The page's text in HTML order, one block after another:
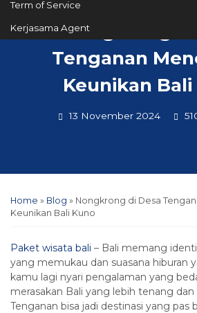
Term of Service
Kerjasama AgentNongkrong di
Tenganan
Keunikan Bali
13 November 2024
Home » Blog » Nongkrong di Desa
Keunikan Bali Kuno
Paket wisata bali – Bali memang
yang memukau dan suasana hiburan
kamu lagi nyari pengalaman yang
merasakan Bali yang lebih tenang dan
Tenganan bisa jadi destinasi yang pas